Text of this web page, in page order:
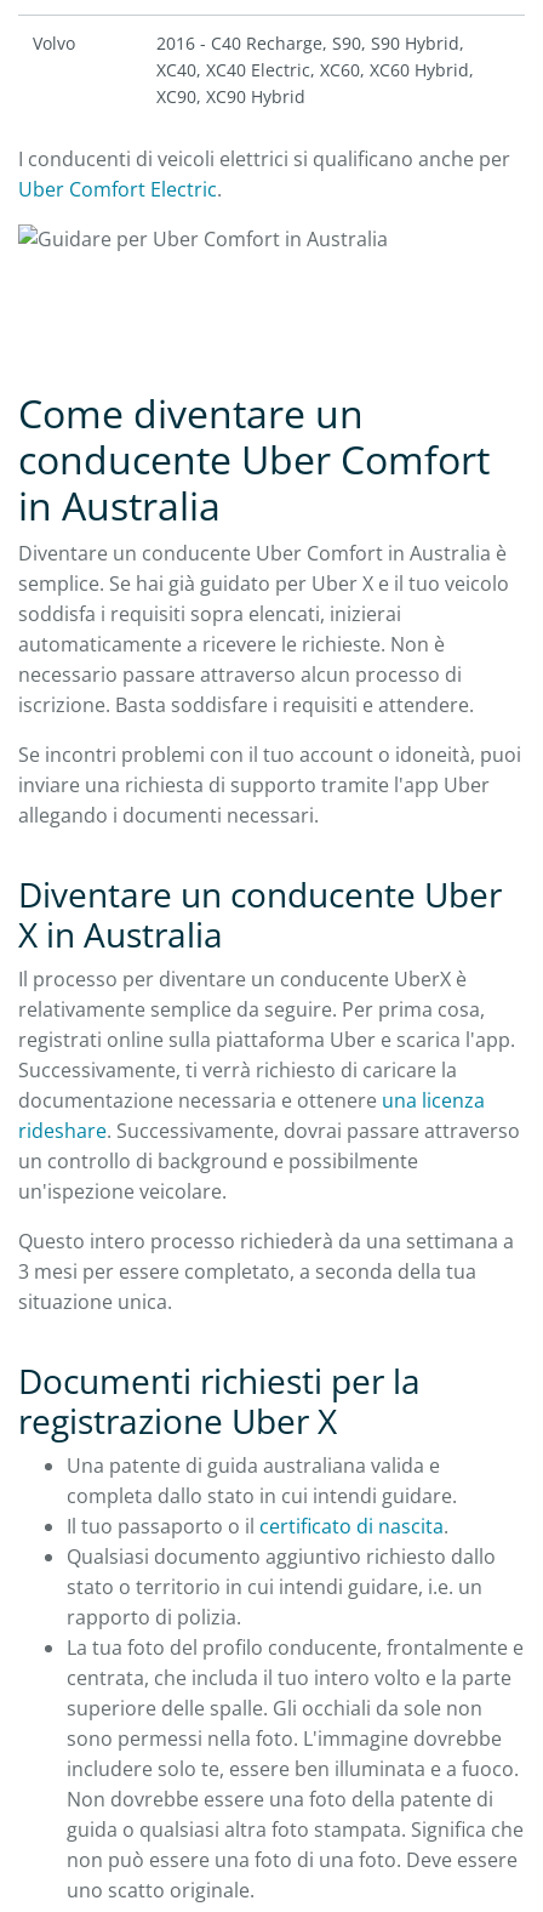
Volvo
2016 - C40 Recharge, S90, S90 Hybrid,
XC40, XC40 Electric, XC60, XC60 Hybrid,
XC90, XC90 Hybrid
I conducenti di veicoli elettrici si qualificano anche per
Uber Comfort Electric.
Come diventare un
conducente Uber Comfort
in Australia
Diventare un conducente Uber Comfort in Australia è
semplice. Se hai già guidato per Uber X e il tuo veicolo
soddisfa i requisiti sopra elencati, inizierai
automaticamente a ricevere le richieste. Non è
necessario passare attraverso alcun processo di
iscrizione. Basta soddisfare i requisiti e attendere.
Se incontri problemi con il tuo account o idoneità, puoi
inviare una richiesta di supporto tramite l'app Uber
allegando i documenti necessari.
Diventare un conducente Uber
X in Australia
Il processo per diventare un conducente UberX è
relativamente semplice da seguire. Per prima cosa,
registrati online sulla piattaforma Uber e scarica l'app.
Successivamente, ti verrà richiesto di caricare la
documentazione necessaria e ottenere una licenza
rideshare. Successivamente, dovrai passare attraverso
un controllo di background e possibilmente
un'ispezione veicolare.
Questo intero processo richiederà da una settimana a
3 mesi per essere completato, a seconda della tua
situazione unica.
Documenti richiesti per la
registrazione Uber X
Una patente di guida australiana valida e
completa dallo stato in cui intendi guidare.
Il tuo passaporto o il certificato di nascita.
Qualsiasi documento aggiuntivo richiesto dallo
stato o territorio in cui intendi guidare, i.e. un
rapporto di polizia.
La tua foto del profilo conducente, frontalmente e
centrata, che includa il tuo intero volto e la parte
superiore delle spalle. Gli occhiali da sole non
sono permessi nella foto. L'immagine dovrebbe
includere solo te, essere ben illuminata e a fuoco.
Non dovrebbe essere una foto della patente di
guida o qualsiasi altra foto stampata. Significa che
non può essere una foto di una foto. Deve essere
uno scatto originale.